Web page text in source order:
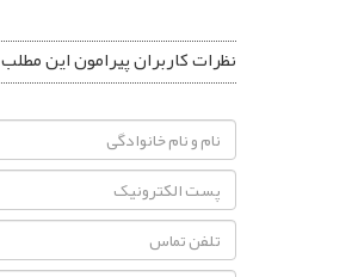
نظرات کاربران پیرامون این مطلب